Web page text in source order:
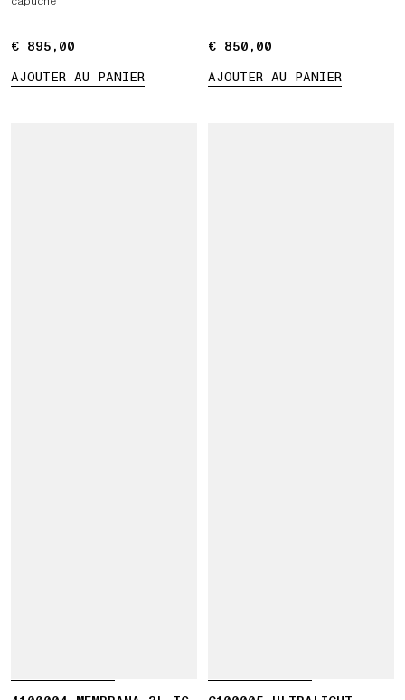
€ 895,00
€ 895,00
AJOUTER AU PANIER
€ 850,00
€ 850,00
AJOUTER AU PANIER